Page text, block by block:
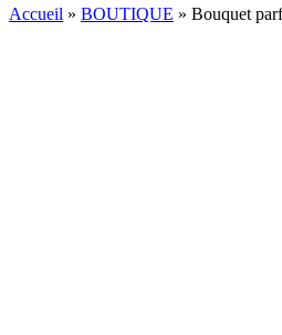
Accueil » BOUTIQUE » Bouquet